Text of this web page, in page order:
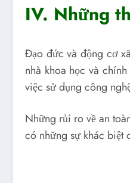
IV. Những
Đạo đức và động cơ
nhà khoa học và
việc sử dụng công
Những rủi ro về an
có những sự khác biệt